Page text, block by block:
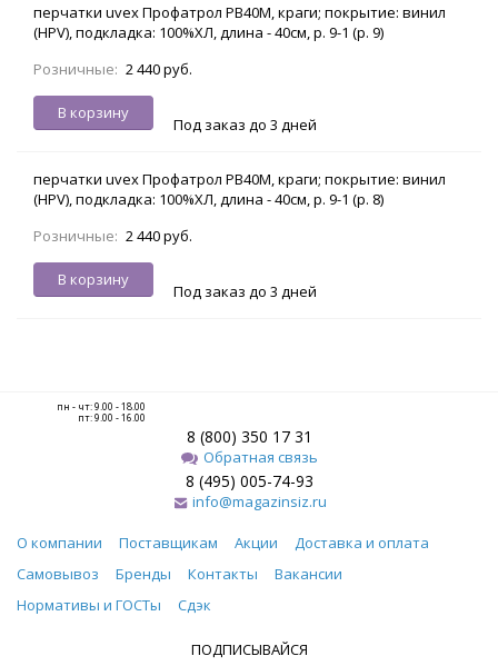
перчатки uvex Профатрол PB40M, краги; покрытие: винил
(HPV), подкладка: 100%ХЛ, длина - 40см, р. 9-1 (р. 9)
Розничные: 2 440 руб.
В корзину
Под заказ до 3 дней
перчатки uvex Профатрол PB40M, краги; покрытие: винил
(HPV), подкладка: 100%ХЛ, длина - 40см, р. 9-1 (р. 8)
Розничные: 2 440 руб.
В корзину
Под заказ до 3 дней
пн - чт: 9.00 - 18.00
пт: 9.00 - 16.00
8 (800) 350 17 31
Обратная связь
8 (495) 005-74-93
info@magazinsiz.ru
О компании Поставщикам Акции
Доставка и оплата
Самовывоз
Бренды Контакты
Вакансии
Нормативы и ГОСТы
Сдэк
ПОДПИСЫВАЙСЯ